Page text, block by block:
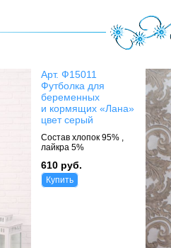
Арт. Ф15011
Футболка для
беременных
и кормящих «Лана»
цвет серый
Состав хлопок 95% ,
лайкра 5%
610 руб.
Купить